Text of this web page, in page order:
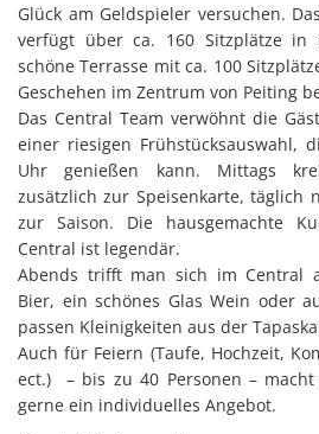
Glück am Geldspieler versuchen.
verfügt über ca. 160 Sitzplätze in
schöne Terrasse mit ca. 100
Geschehen im Zentrum von Peiting
Das Central Team verwöhnt die
einer riesigen Frühstücksauswahl,
Uhr genießen kann. Mittags
zusätzlich zur Speisenkarte, täglich
zur Saison. Die hausgemachte
Central ist legendär.
Abends trifft man sich im Central
Bier, ein schönes Glas Wein oder
passen Kleinigkeiten aus der
Auch für Feiern (Taufe, Hochzeit,
ect.) – bis zu 40 Personen –
gerne ein individuelles Angebot.